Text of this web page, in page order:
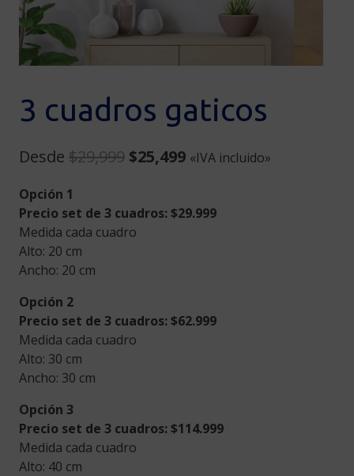
3 cuadros gaticos
Desde $29,999 Original
was:
$29,999.
$25,499Current
is:
«IVA incluido»
Opción 1
Precio set de 3 cuadros: $29.999
Medida cada cuadro
Alto: 20 cm
Ancho: 20 cm
Opción 2
Precio set de 3 cuadros: $62.999
Medida cada cuadro
Alto: 30 cm
Ancho: 30 cm
Opción 3
Precio set de 3 cuadros: $114.999
Medida cada cuadro
Alto: 40 cm